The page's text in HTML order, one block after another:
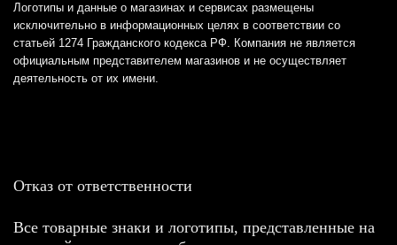
Логотипы и данные о магазинах и сервисах размещены
исключительно в информационных целях в соответствии со
статьей 1274 Гражданского кодекса РФ. Компания не является
официальным представителем магазинов и не осуществляет
деятельность от их имени.
Отказ от ответственности
Все товарные знаки и логотипы, представленные на